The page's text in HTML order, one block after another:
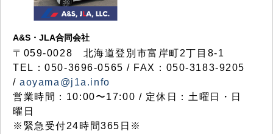
A&S・JLA合同会社
〒 059-0028 北海道登別市富岸町2丁目 8-1
TEL：050-3696-0565 / FAX：050-3183-9205
/aoyama@j1a.info
営業時間：10:00〜17:00 / 定休日：土曜日・日
曜日
※緊急受付24時間365日※